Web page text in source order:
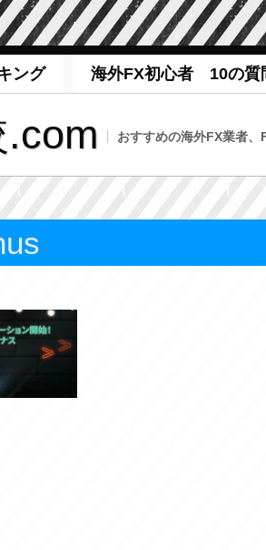
ング 海外FX初心者 10の質
おすすめの海外FX業者、